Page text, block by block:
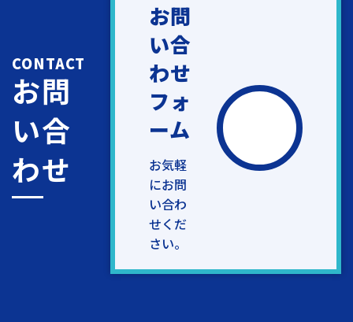
CONTACT
お問
い合
わせ
お問
い合
わせ
フォ
ーム
お気軽
にお問
い合わ
せくだ
さい。